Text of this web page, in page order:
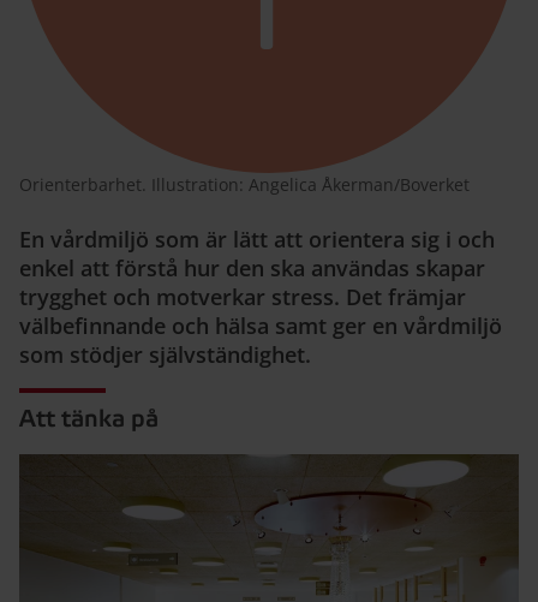
Orienterbarhet. Illustration: Angelica Åkerman/Boverket
En vårdmiljö som är lätt att orientera sig i och
enkel att förstå hur den ska användas skapar
trygghet och motverkar stress. Det främjar
välbefinnande och hälsa samt ger en vårdmiljö
som stödjer självständighet.
Att tänka på